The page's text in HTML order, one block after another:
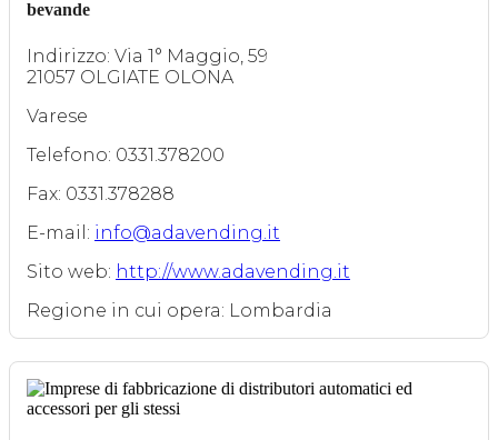
bevande
Indirizzo: Via 1° Maggio, 59
21057 OLGIATE OLONA
Varese
Telefono: 0331.378200
Fax: 0331.378288
E-mail: info@adavending.it
Sito web: http://www.adavending.it
Regione in cui opera: Lombardia